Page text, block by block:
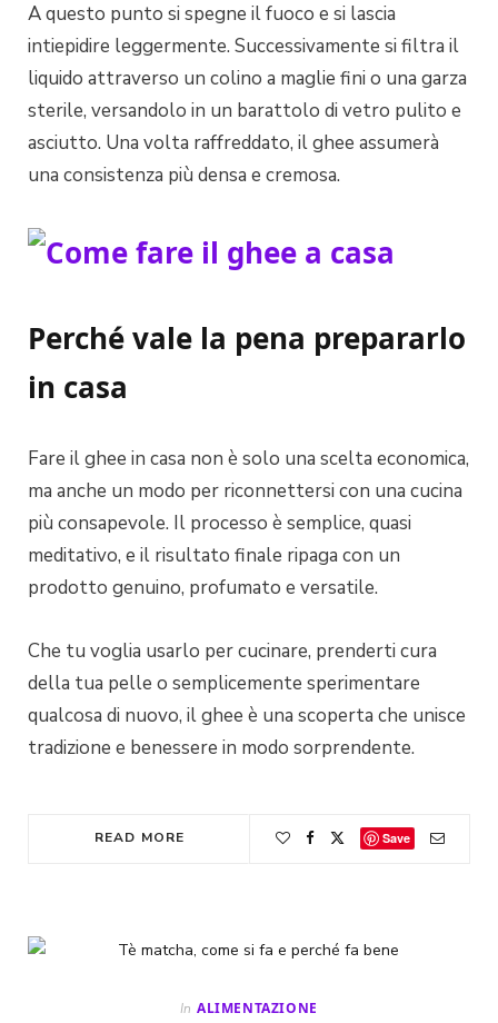
A questo punto si spegne il fuoco e si lascia
intiepidire leggermente. Successivamente si filtra il
liquido attraverso un colino a maglie fini o una garza
sterile, versandolo in un barattolo di vetro pulito e
asciutto. Una volta raffreddato, il ghee assumerà
una consistenza più densa e cremosa.
Perché vale la pena prepararlo
in casa
Fare il ghee in casa non è solo una scelta economica,
ma anche un modo per riconnettersi con una cucina
più consapevole. Il processo è semplice, quasi
meditativo, e il risultato finale ripaga con un
prodotto genuino, profumato e versatile.
Che tu voglia usarlo per cucinare, prenderti cura
della tua pelle o semplicemente sperimentare
qualcosa di nuovo, il ghee è una scoperta che unisce
tradizione e benessere in modo sorprendente.
READ MORE Save
In ALIMENTAZIONE